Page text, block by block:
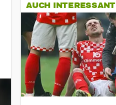
AUCH INTERESSANT